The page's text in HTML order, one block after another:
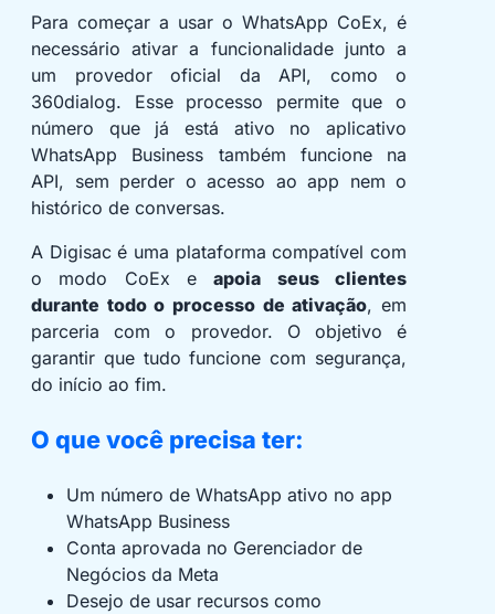
Para começar a usar o WhatsApp CoEx, é
necessário ativar a funcionalidade junto a
um provedor oficial da API, como o
360dialog. Esse processo permite que o
número que já está ativo no aplicativo
WhatsApp Business também funcione na
API, sem perder o acesso ao app nem o
histórico de conversas.
A Digisac é uma plataforma compatível com
o modo CoEx eapoia seus clientes
durante todo o processo de ativação, em
parceria com o provedor. O objetivo é
garantir que tudo funcione com segurança,
do início ao fim.
O que você precisa ter:
Um número de WhatsApp ativo no app
WhatsApp Business
Conta aprovada no Gerenciador de
Negócios da Meta
Desejo de usar recursos como